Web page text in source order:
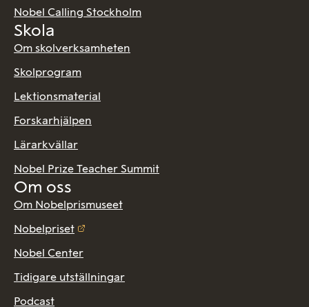
Nobel Calling Stockholm
Skola
Om skolverksamheten
Skolprogram
Lektionsmaterial
Forskarhjälpen
Lärarkvällar
Nobel Prize Teacher Summit
Om oss
Om Nobelprismuseet
Nobelpriset
Nobel Center
Tidigare utställningar
Podcast